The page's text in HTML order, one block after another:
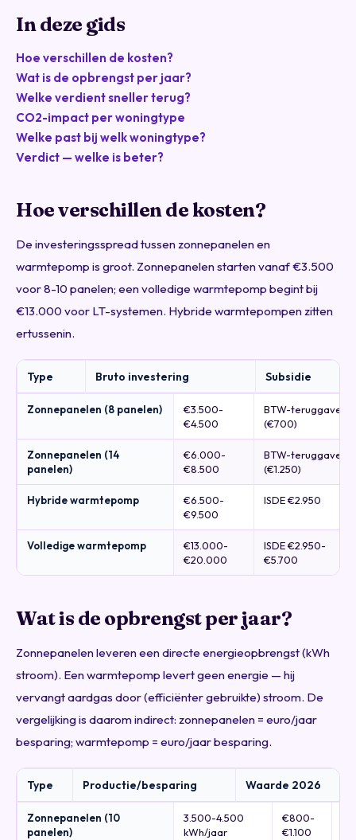
In deze gids
Hoe verschillen de kosten?
Wat is de opbrengst per jaar?
Welke verdient sneller terug?
CO2-impact per woningtype
Welke past bij welk woningtype?
Verdict — welke is beter?
Hoe verschillen de kosten?
De investeringsspread tussen zonnepanelen en
warmtepomp is groot. Zonnepanelen starten vanaf €3.500
voor 8-10 panelen; een volledige warmtepomp begint bij
€13.000 voor LT-systemen. Hybride warmtepompen zitten
ertussenin.
Type Bruto investering Subsidie
Zonnepanelen (8 panelen)
€3.500-
€4.500
BTW-teruggave
(€700)
Zonnepanelen (14
panelen)
€6.000-
€8.500
BTW-teruggave
(€1.250)
Hybride warmtepomp
€6.500-
€9.500
ISDE €2.950
Volledige warmtepomp
€13.000-
€20.000
ISDE €2.950-
€5.700
Wat is de opbrengst per jaar?
Zonnepanelen leveren een directe energieopbrengst (kWh
stroom). Een warmtepomp levert geen energie — hij
vervangt aardgas door (efficiënter gebruikte) stroom. De
vergelijking is daarom indirect: zonnepanelen = euro/jaar
besparing; warmtepomp = euro/jaar besparing.
Type Productie/besparing Waarde 2026
Zonnepanelen (10
panelen)
3.500-4.500
kWh/jaar
€800-
€1.100